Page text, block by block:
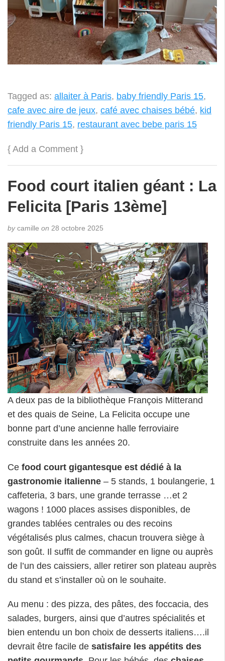
Tagged as: allaiter à Paris, baby friendly Paris 15,
cafe avec aire de jeux, café avec chaises bébé, kid
friendly Paris 15, restaurant avec bebe paris 15
{ Add a Comment }
Food court italien géant : La
Felicita [Paris 13ème]
bycamille on 28 octobre 2025
A deux pas de la bibliothèque François Mitterand
et des quais de Seine, La Felicita occupe une
bonne part d’une ancienne halle ferroviaire
construite dans les années 20.
Ce food court gigantesque est dédié à la
gastronomie italienne – 5 stands, 1 boulangerie, 1
caffeteria, 3 bars, une grande terrasse …et 2
wagons ! 1000 places assises disponibles, de
grandes tablées centrales ou des recoins
végétalisés plus calmes, chacun trouvera siège à
son goût. Il suffit de commander en ligne ou auprès
de l’un des caissiers, aller retirer son plateau auprès
du stand et s’installer où on le souhaite.
Au menu : des pizza, des pâtes, des foccacia, des
salades, burgers, ainsi que d’autres spécialités et
bien entendu un bon choix de desserts italiens….il
devrait être facile de satisfaire les appétits des